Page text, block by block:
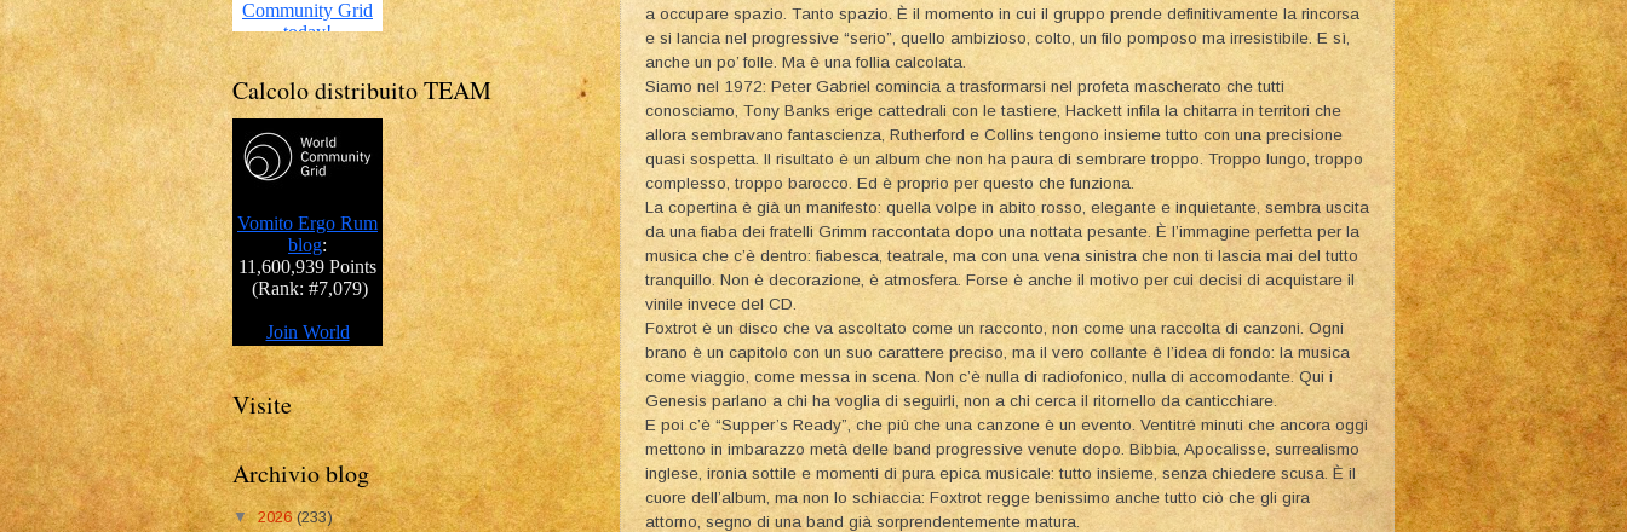
a occupare spazio. Tanto spazio. È il momento in cui il gruppo prende definitivamente la rincorsa
e si lancia nel progressive “serio”, quello ambizioso, colto, un filo pomposo ma irresistibile. E sì,
anche un po’ folle. Ma è una follia calcolata.
Siamo nel 1972: Peter Gabriel comincia a trasformarsi nel profeta mascherato che tutti
conosciamo, Tony Banks erige cattedrali con le tastiere, Hackett infila la chitarra in territori che
allora sembravano fantascienza, Rutherford e Collins tengono insieme tutto con una precisione
quasi sospetta. Il risultato è un album che non ha paura di sembrare troppo. Troppo lungo, troppo
complesso, troppo barocco. Ed è proprio per questo che funziona.
La copertina è già un manifesto: quella volpe in abito rosso, elegante e inquietante, sembra uscita
da una fiaba dei fratelli Grimm raccontata dopo una nottata pesante. È l’immagine perfetta per la
musica che c’è dentro: fiabesca, teatrale, ma con una vena sinistra che non ti lascia mai del tutto
tranquillo. Non è decorazione, è atmosfera. Forse è anche il motivo per cui decisi di acquistare il
vinile invece del CD.
Foxtrot è un disco che va ascoltato come un racconto, non come una raccolta di canzoni. Ogni
brano è un capitolo con un suo carattere preciso, ma il vero collante è l’idea di fondo: la musica
come viaggio, come messa in scena. Non c’è nulla di radiofonico, nulla di accomodante. Qui i
Genesis parlano a chi ha voglia di seguirli, non a chi cerca il ritornello da canticchiare.
E poi c’è “Supper’s Ready”, che più che una canzone è un evento. Ventitré minuti che ancora oggi
mettono in imbarazzo metà delle band progressive venute dopo. Bibbia, Apocalisse, surrealismo
inglese, ironia sottile e momenti di pura epica musicale: tutto insieme, senza chiedere scusa. È il
cuore dell’album, ma non lo schiaccia: Foxtrot regge benissimo anche tutto ciò che gli gira
attorno, segno di una band già sorprendentemente matura.
Calcolo distribuito TEAM
Visite
Archivio blog
▼ 2026(233)